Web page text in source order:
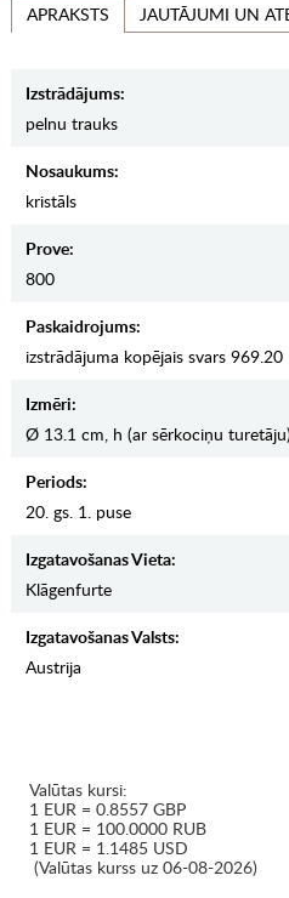
APRAKSTS JAUTĀJUMI UN
Izstrādājums:
pelnu trauks
Nosaukums:
kristāls
Prove:
800
Paskaidrojums:
izstrādājuma kopējais svars 969.20
Izmēri:
Ø 13.1 cm, h (ar sērkociņu
Periods:
20. gs. 1. puse
Izgatavošanas Vieta:
Klāgenfurte
Izgatavošanas Valsts:
Austrija
Valūtas kursi:
1 EUR = 0.8557 GBP
1 EUR = 100.0000 RUB
1 EUR = 1.1485 USD
(Valūtas kurss uz 06-08-2026)